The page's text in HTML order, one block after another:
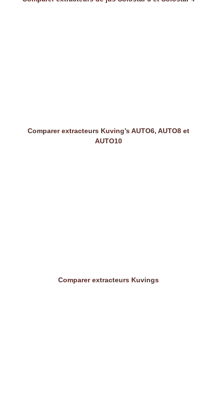
Comparer extracteurs Kuving’s AUTO6, AUTO8 et
AUTO10
Comparer extracteurs Kuvings